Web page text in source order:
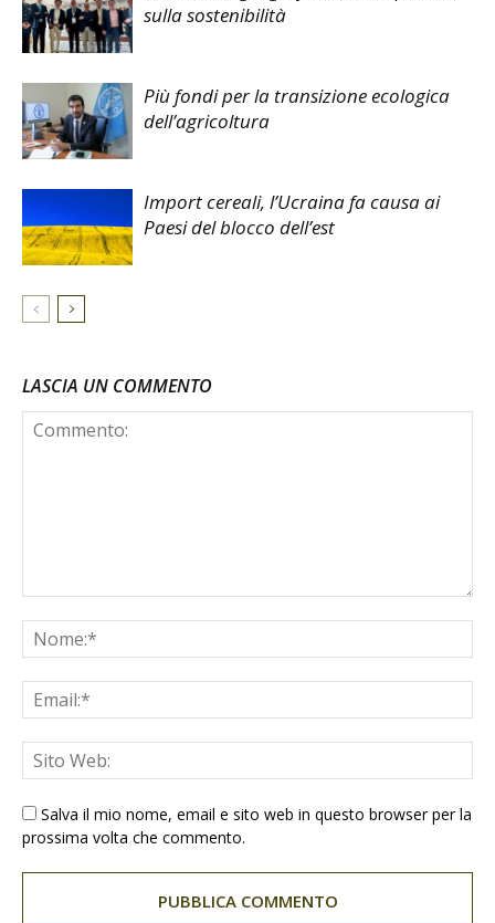
sulla sostenibilità
Più fondi per la transizione ecologica
dell’agricoltura
Import cereali, l’Ucraina fa causa ai
Paesi del blocco dell’est
LASCIA UN COMMENTO
Salva il mio nome, email e sito web in questo browser per la
prossima volta che commento.